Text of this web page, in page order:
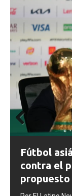
FIFA
contra
la final
Por El
Prev